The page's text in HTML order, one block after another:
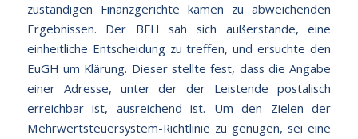
zuständigen Finanzgerichte kamen zu abweichenden
Ergebnissen. Der BFH sah sich außerstande, eine
einheitliche Entscheidung zu treffen, und ersuchte den
EuGH um Klärung. Dieser stellte fest, dass die Angabe
einer Adresse, unter der der Leistende postalisch
erreichbar ist, ausreichend ist. Um den Zielen der
Mehrwertsteuersystem-Richtlinie zu genügen, sei eine